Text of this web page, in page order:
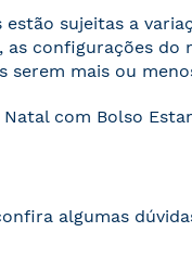
estão sujeitas a
as configurações
serem mais ou
com Bolso
algumas